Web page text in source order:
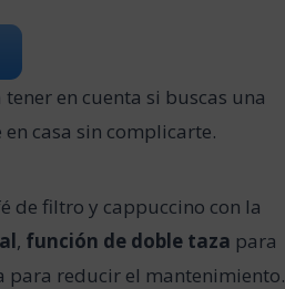
en cuenta si buscas una
casa sin complicarte.
de filtro y cappuccino con la
, función de doble taza para
para reducir el mantenimiento.